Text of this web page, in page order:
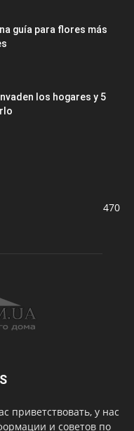
guía para flores más
los hogares y 5
470
приветствовать, у нас
и советов по